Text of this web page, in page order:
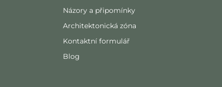
Názory a připomínky
Architektonická zóna
Kontaktní formulář
Blog